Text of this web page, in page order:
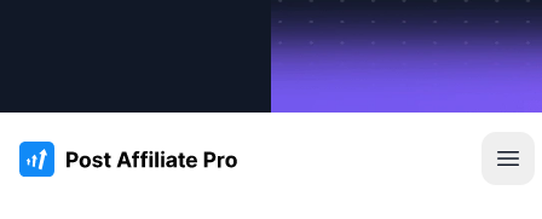
:site.title